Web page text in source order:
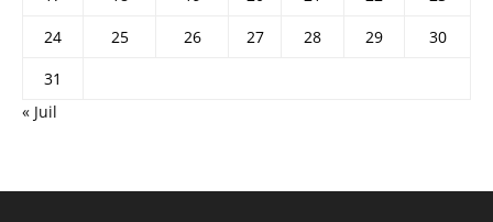
24
25 26 27 28 29
30
31
« Juil